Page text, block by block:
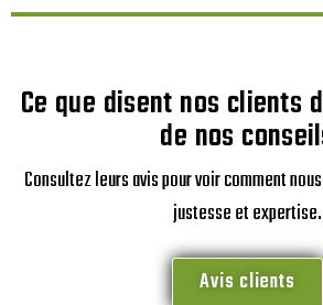
Ce que disent nos clients
de nos
Consultez leurs avis pour voir comment
justesse et expertise.
Avis clients